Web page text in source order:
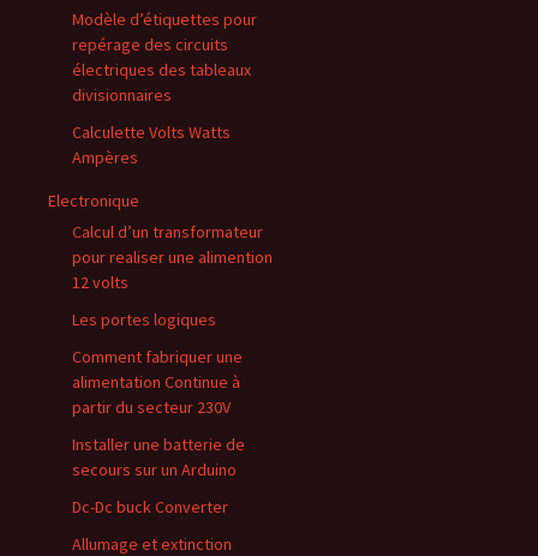
Modèle d’étiquettes pour
repérage des circuits
électriques des tableaux
divisionnaires
Calculette Volts Watts
Ampères
Electronique
Calcul d’un transformateur
pour realiser une alimention
12 volts
Les portes logiques
Comment fabriquer une
alimentation Continue à
partir du secteur 230V
Installer une batterie de
secours sur un Arduino
Dc-Dc buck Converter
Allumage et extinction